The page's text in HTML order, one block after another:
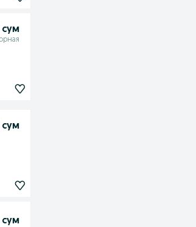
сум
сум
сум